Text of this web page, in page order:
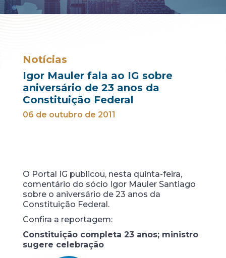
Notícias
Igor Mauler fala ao IG sobre
aniversário de 23 anos da
Constituição Federal
06 de outubro de 2011
O Portal IG publicou, nesta quinta-feira,
comentário do sócio Igor Mauler Santiago
sobre o aniversário de 23 anos da
Constituição Federal.
Confira a reportagem:
Constituição completa 23 anos; ministro
sugere celebração